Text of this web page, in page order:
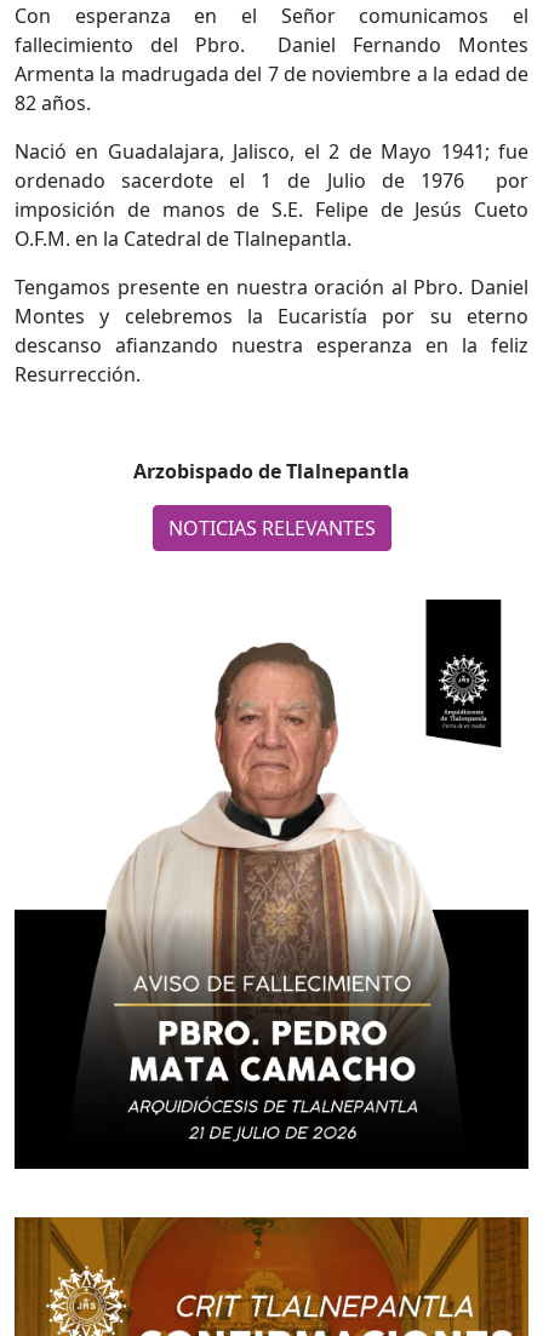
Con esperanza en el Señor comunicamos el
fallecimiento del Pbro.
Daniel Fernando Montes
Armenta la madrugada del 7 de noviembre a la edad de
82 años.
Nació en Guadalajara, Jalisco, el 2 de Mayo 1941; fue
ordenado sacerdote el 1 de Julio de 1976 por
imposición de manos de S.E. Felipe de Jesús Cueto
O.F.M. en la Catedral de Tlalnepantla.
Tengamos presente en nuestra oración al Pbro. Daniel
Montes y celebremos la Eucaristía por su eterno
descanso afianzando nuestra esperanza en la feliz
Resurrección.
Arzobispado de Tlalnepantla
NOTICIAS RELEVANTES